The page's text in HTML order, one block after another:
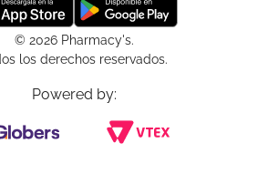
© 2026 Pharmacy's.
los derechos reservados.
Powered by: